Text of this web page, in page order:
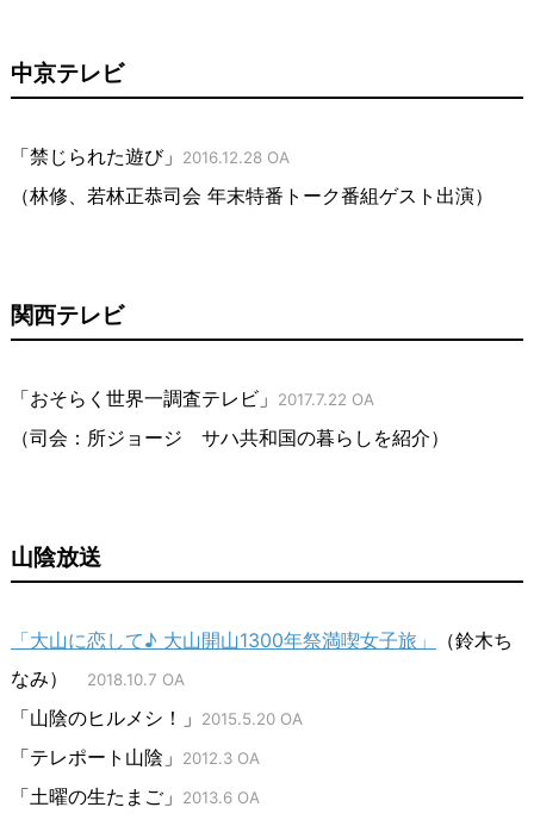
中京テレビ
「禁じられた遊び」 2016.12.28 OA
（林修、若林正恭司会 年末特番トーク番組ゲスト出演）
関西テレビ
「おそらく世界一調査テレビ」 2017.7.22 OA
（司会：所ジョージ サハ共和国の暮らしを紹介）
山陰放送
「大山に恋して♪ 大山開山1300年祭満喫女子旅」
（鈴木ち
なみ）
2018.10.7 OA
「山陰のヒルメシ！」 2015.5.20 OA
「テレポート山陰」 2012.3 OA
「土曜の生たまご」 2013.6 OA